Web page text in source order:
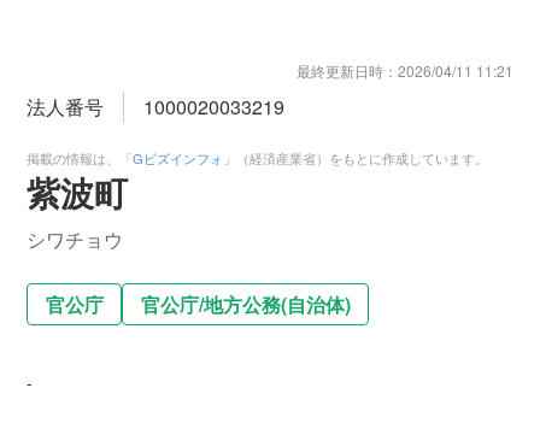
最終更新日時： 2026/04/11 11:21
法人番号 1000020033219
掲載の情報は、「Gビズインフォ 」（経済産業省）をもとに作成しています。
紫波町
シワチョウ
官公庁 官公庁/地方公務(自治体)
-